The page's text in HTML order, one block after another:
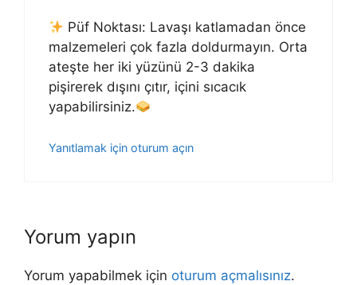
Püf Noktası: Lavaşı katlamadan önce
malzemeleri çok fazla doldurmayın. Orta
ateşte her iki yüzünü 2-3 dakika
pişirerek dışını çıtır, içini sıcacık
yapabilirsiniz.
Yanıtlamak için oturum açın
Yorum yapın
Yorum yapabilmek için oturum açmalısınız.